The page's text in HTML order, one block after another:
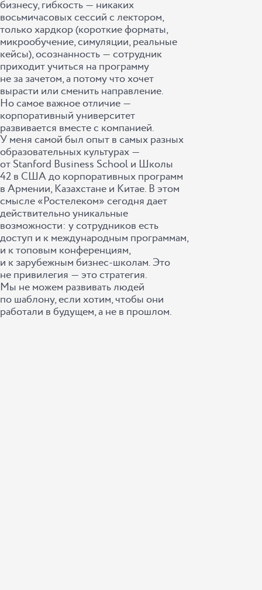
бизнесу, гибкость ― никаких
восьмичасовых сессий с лектором,
только хардкор (короткие форматы,
микрообучение, симуляции, реальные
кейсы), осознанность ― сотрудник
приходит учиться на программу
не за зачетом, а потому что хочет
вырасти или сменить направление.
Но самое важное отличие ―
корпоративный университет
развивается вместе с компанией.
У меня самой был опыт в самых разных
образовательных культурах ―
от Stanford Business School и Школы
42 в США до корпоративных программ
в Армении, Казахстане и Китае. В этом
смысле «Ростелеком» сегодня дает
действительно уникальные
возможности: у сотрудников есть
доступ и к международным программам,
и к топовым конференциям,
и к зарубежным бизнес-школам. Это
не привилегия ― это стратегия.
Мы не можем развивать людей
по шаблону, если хотим, чтобы они
работали в будущем, а не в прошлом.